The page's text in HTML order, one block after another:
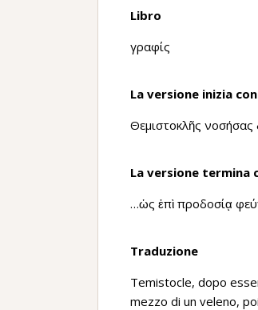
Libro
γραφίς
La versione inizia
Θεμιστοκλῆς νοσήσας
La versione termina
…ὡς ἐπὶ προδοσίᾳ
Traduzione
Temistocle, dopo
mezzo di un veleno,